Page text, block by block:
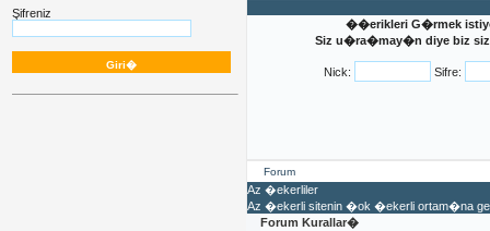
Şifreniz
��erikleri G�rmek
Siz u�ra�may�n diye biz
Nick: Sifre:
Forum
Az �ekerliler
Az �ekerli sitenin �ok �ekerli ortam�na
Forum Kurallar�